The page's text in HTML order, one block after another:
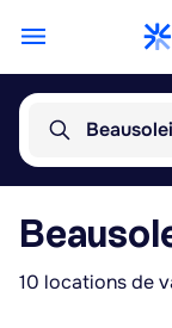
10 locations de